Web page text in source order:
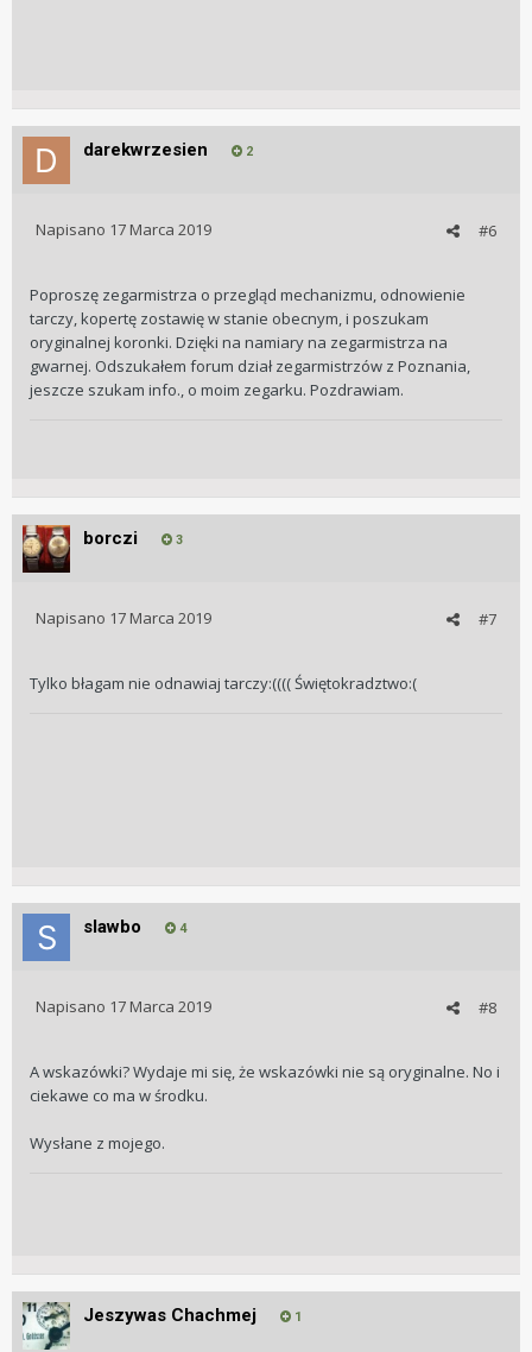
darekwrzesien 2
#6
Napisano 17 Marca 2019
Poproszę zegarmistrza o przegląd mechanizmu, odnowienie
tarczy, kopertę zostawię w stanie obecnym, i poszukam
oryginalnej koronki. Dzięki na namiary na zegarmistrza na
gwarnej. Odszukałem forum dział zegarmistrzów z Poznania,
jeszcze szukam info., o moim zegarku. Pozdrawiam.
borczi 3
#7
Napisano 17 Marca 2019
Tylko błagam nie odnawiaj tarczy:(((( Świętokradztwo:(
slawbo 4
#8
Napisano 17 Marca 2019
A wskazówki? Wydaje mi się, że wskazówki nie są oryginalne. No i
ciekawe co ma w środku.
Wysłane z mojego.
Jeszywas Chachmej 1